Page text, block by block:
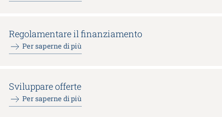
Regolamentare il finanziamento
Per saperne di più
Sviluppare offerte
Per saperne di più